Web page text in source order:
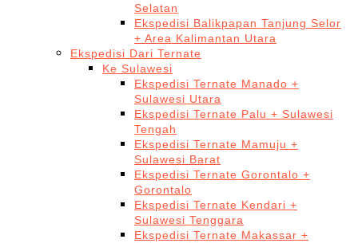
Selatan
Ekspedisi Balikpapan Tanjung Selor
+ Area Kalimantan Utara
Ekspedisi Dari Ternate
Ke Sulawesi
Ekspedisi Ternate Manado +
Sulawesi Utara
Ekspedisi Ternate Palu + Sulawesi
Tengah
Ekspedisi Ternate Mamuju +
Sulawesi Barat
Ekspedisi Ternate Gorontalo +
Gorontalo
Ekspedisi Ternate Kendari +
Sulawesi Tenggara
Ekspedisi Ternate Makassar +